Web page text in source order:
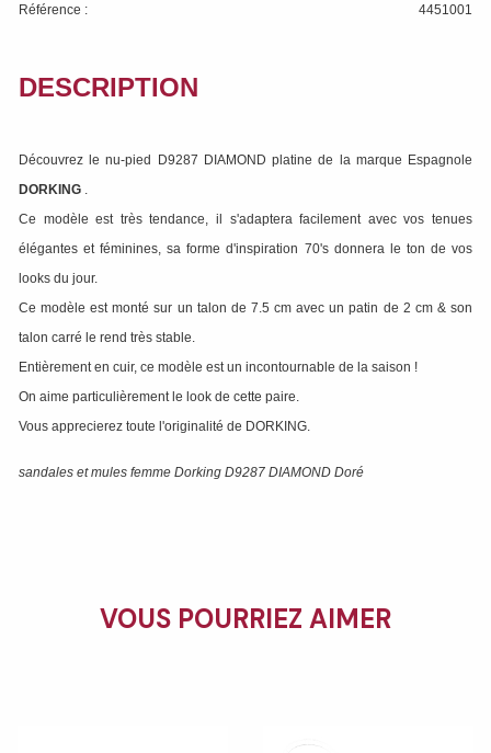
Référence :
4451001
DESCRIPTION
Découvrez le nu-pied D9287 DIAMOND platine de la marque Espagnole
DORKING .
Ce modèle est très tendance, il s'adaptera facilement avec vos tenues
élégantes et féminines, sa forme d'inspiration 70's donnera le ton de vos
looks du jour.
Ce modèle est monté sur un talon de 7.5 cm avec un patin de 2 cm & son
talon carré le rend très stable.
Entièrement en cuir, ce modèle est un incontournable de la saison !
On aime particulièrement le look de cette paire.
Vous apprecierez toute l'originalité de DORKING.
sandales et mules femme Dorking D9287 DIAMOND Doré
VOUS POURRIEZ AIMER